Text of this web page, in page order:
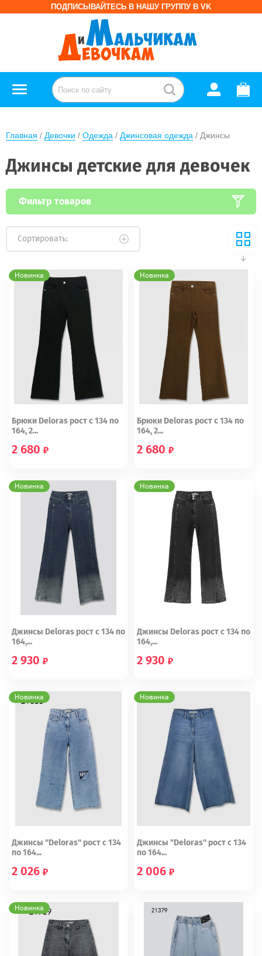
ПОДПИСЫВАЙТЕСЬ В НАШУ ГРУППУ В VK
Главная / Девочки / Одежда / Джинсовая одежда / Джинсы
Джинсы детские для девочек
Фильтр товаров
Сортировать:
Новинка
Брюки Deloras рост с 134 по
164, 2...
2 680
134 140 146 152 164
Новинка
Брюки Deloras рост с 134 по
164, 2...
2 680
134 140
Новинка
Джинсы Deloras рост с 134 по
164,...
2 930
134 140
Новинка
Джинсы Deloras рост с 134 по
164,...
2 930
134 140
Новинка
Джинсы "Deloras" рост с 134
по 164...
2 026
Новинка
Джинсы "Deloras" рост с 134
по 164...
2 006
Новинка